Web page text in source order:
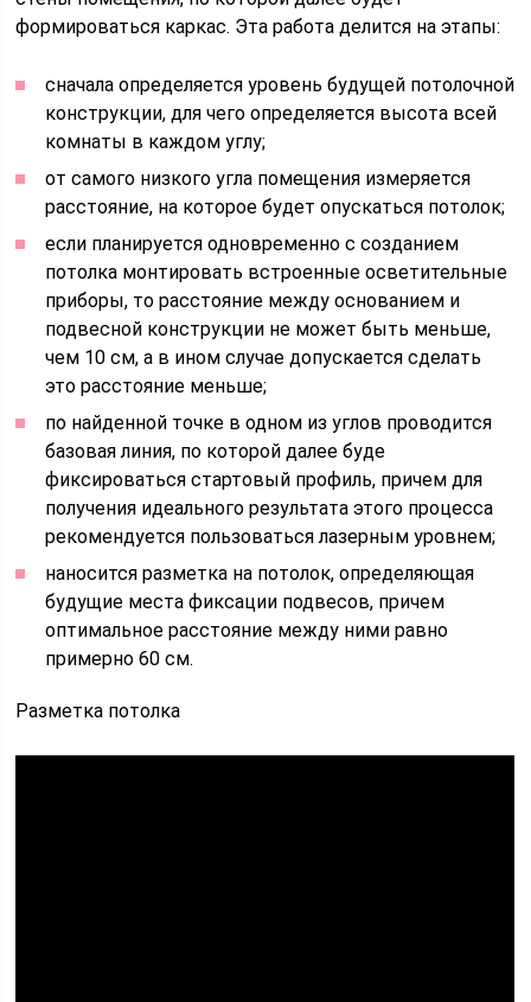
формироваться каркас. Эта работа делится на этапы:
сначала определяется уровень будущей потолочной
конструкции, для чего определяется высота всей
комнаты в каждом углу;
от самого низкого угла помещения измеряется
расстояние, на которое будет опускаться потолок;
если планируется одновременно с созданием
потолка монтировать встроенные осветительные
приборы, то расстояние между основанием и
подвесной конструкции не может быть меньше,
чем 10 см, а в ином случае допускается сделать
это расстояние меньше;
по найденной точке в одном из углов проводится
базовая линия, по которой далее буде
фиксироваться стартовый профиль, причем для
получения идеального результата этого процесса
рекомендуется пользоваться лазерным уровнем;
наносится разметка на потолок, определяющая
будущие места фиксации подвесов, причем
оптимальное расстояние между ними равно
примерно 60 см.
Разметка потолка